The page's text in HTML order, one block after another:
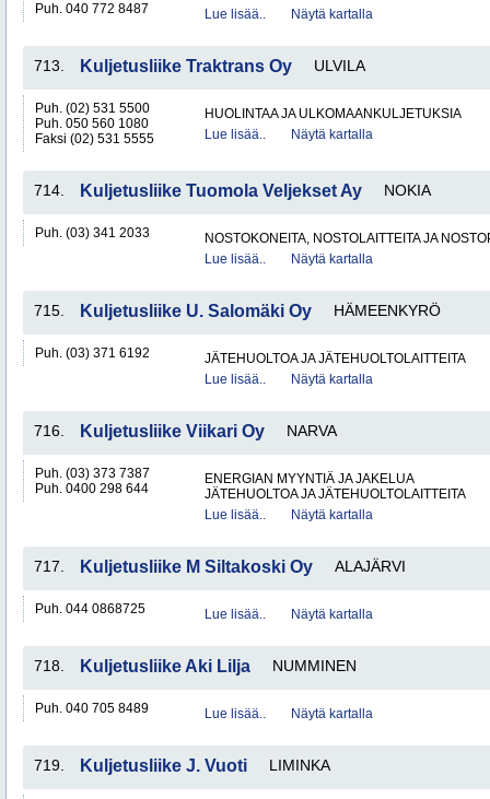
Puh. 040 772 8487 Lue lisää.. Näytä kartalla
713. Kuljetusliike Traktrans Oy ULVILA
Puh. (02) 531 5500
Puh. 050 560 1080
Faksi (02) 531 5555
HUOLINTAA JA ULKOMAANKULJETUKSIA
Lue lisää..
Näytä kartalla
714. Kuljetusliike Tuomola Veljekset Ay NOKIA
Puh. (03) 341 2033
NOSTOKONEITA, NOSTOLAITTEITA JA
Lue lisää..
Näytä kartalla
715. Kuljetusliike U. Salomäki Oy HÄMEENKYRÖ
Puh. (03) 371 6192
JÄTEHUOLTOA JA JÄTEHUOLTOLAITTEITA
Lue lisää..
Näytä kartalla
716. Kuljetusliike Viikari Oy NARVA
Puh. (03) 373 7387
Puh. 0400 298 644
ENERGIAN MYYNTIÄ JA JAKELUA
JÄTEHUOLTOA JA JÄTEHUOLTOLAITTEITA
Lue lisää..
Näytä kartalla
717. Kuljetusliike M Siltakoski Oy ALAJÄRVI
Puh. 044 0868725 Lue lisää.. Näytä kartalla
718. Kuljetusliike Aki Lilja NUMMINEN
Puh. 040 705 8489 Lue lisää.. Näytä kartalla
719. Kuljetusliike J. Vuoti LIMINKA